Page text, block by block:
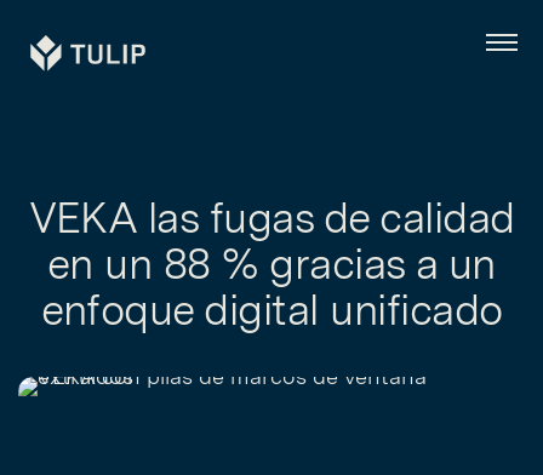
Tulip Menú
VEKA las fugas de calidad
en un 88 % gracias a un
enfoque digital unificado